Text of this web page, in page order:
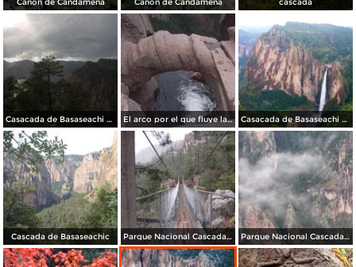
Casacada de Basaseachi vista de frente El arco por el que fluye la Cascada de Basaseachi Casacada de Basaseachi vista de frente
Cascada de Basaseachic Parque Nacional Cascada de Basaseachi Parque Nacional Cascada de Basaseachi